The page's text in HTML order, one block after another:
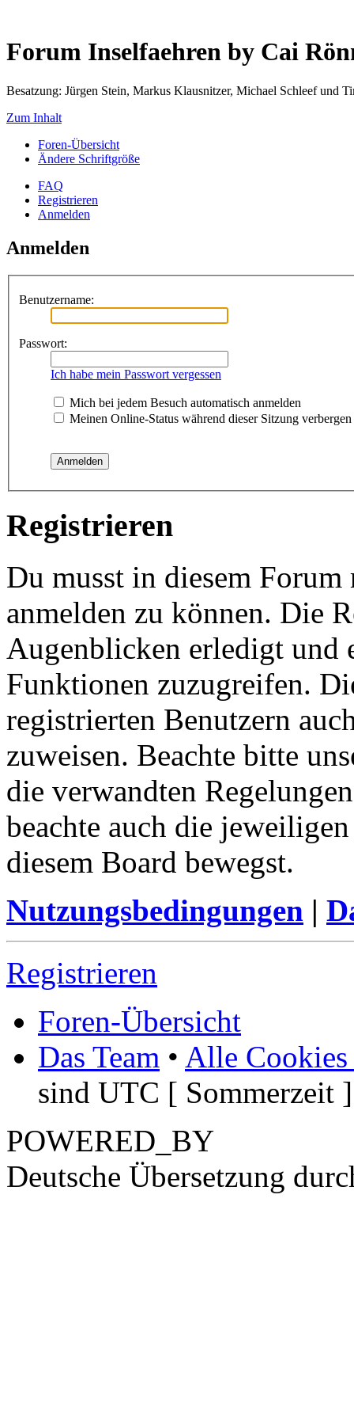
Forum Inselfaehren by Cai
Besatzung: Jürgen Stein, Markus Klausnitzer, Michael Schleef und
Zum Inhalt
Foren-Übersicht
Ändere Schriftgröße
FAQ
Registrieren
Anmelden
Anmelden
Benutzername:
Passwort:
Ich habe mein Passwort vergessen
Mich bei jedem Besuch automatisch anmelden
Meinen Online-Status während dieser Sitzung verbergen
Registrieren
Du musst in diesem
anmelden zu können. Die
Augenblicken erledigt und
Funktionen zuzugreifen.
registrierten Benutzern
zuweisen. Beachte bitte
die verwandten
beachte auch die
diesem Board bewegst.
Nutzungsbedingungen |
Registrieren
Foren-Übersicht
Das Team • Alle Cookies
sind UTC [ Sommerzeit ]
POWERED_BY
Deutsche Übersetzung